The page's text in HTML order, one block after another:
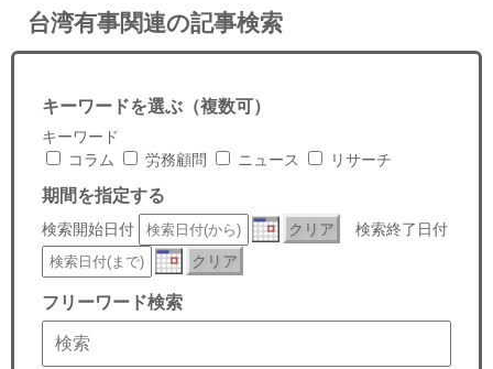
リサーチ
ＩＴ
飲食店情報
台湾有事関連の記事検索
キーワードを選ぶ（複数可）
キーワード
コラム
労務顧問 ニュース リサーチ
期間を指定する
検索開始日付 クリア
検索終了日付
クリア
フリーワード検索